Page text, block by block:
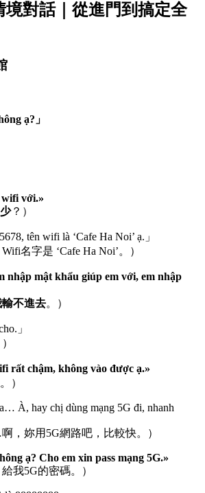
境對話｜從進門到搞定全
ạ?」
wifi với.»
？）
tên wifi là ‘Cafe Ha Noi’ ạ.」
名字是 ‘Cafe Ha Noi’。）
nhập mật khẩu giúp em với, em nhập
不進去。）
」
rất chậm, không vào được ạ.»
。）
À, hay chị dùng mạng 5G đi, nhanh
，妳用5G網路吧，比較快。）
ạ? Cho em xin pass mạng 5G.»
給我5G的密碼。）